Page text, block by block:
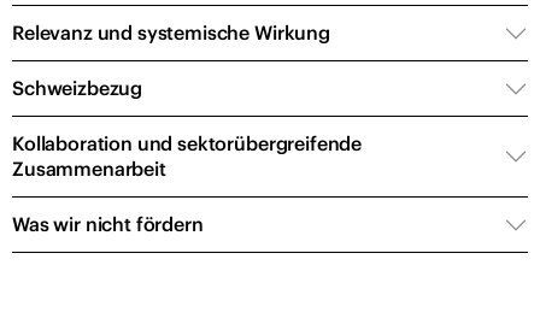
Relevanz und systemische Wirkung
Schweizbezug
Kollaboration und sektorübergreifende
Zusammenarbeit
Was wir nicht fördern